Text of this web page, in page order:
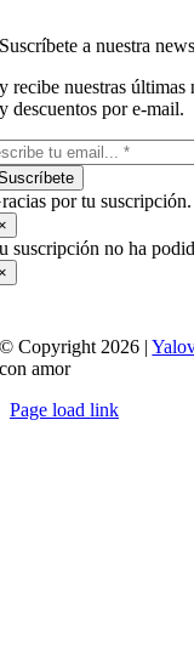
Suscríbete a nuestra
y recibe nuestras últimas
y descuentos por e-mail.
por tu
suscripción no ha
© Copyright 2026 |
con amor
Page load link